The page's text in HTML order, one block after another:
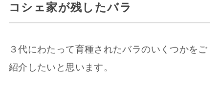
コシェ家が残したバラ
３代にわたって育種されたバラのいくつかをご
紹介したいと思います。